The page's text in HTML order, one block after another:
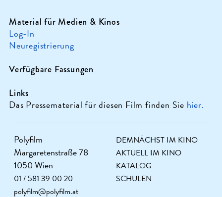
Material für Medien & Kinos
Log-In
Neuregistrierung
Verfügbare Fassungen
Links
Das Pressematerial für diesen Film finden Sie hier.
Polyfilm
Margaretenstraße 78
1050 Wien
01 / 581 39 00 20
polyfilm@polyfilm.at
DEMNÄCHST IM KINO
AKTUELL IM KINO
KATALOG
SCHULEN